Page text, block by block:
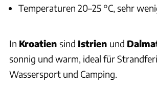
Temperaturen 20–25 °C, sehr
In Kroatien sind Istrien und
sonnig und warm, ideal für
Wassersport und Camping.